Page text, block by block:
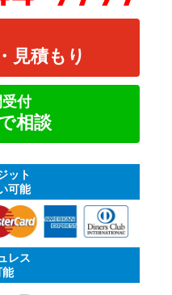
見積もり
付
相談
ット
可能
レス
能